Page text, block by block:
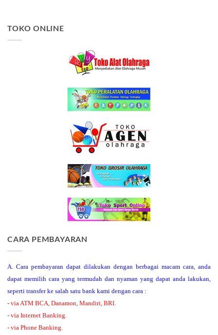
TOKO ONLINE
CARA PEMBAYARAN
A. Cara pembayaran dapat dilakukan dengan berbagai macam cara, anda
dapat memilih cara yang termudah dan nyaman yang dapat anda lakukan,
seperti transfer ke salah satu bank kami dengan cara :
- via ATM BCA, Danamon, Mandiri, BRI.
- via Internet Banking.
- via Phone Banking.